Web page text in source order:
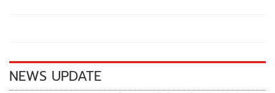
k k
NEWS UPDATE